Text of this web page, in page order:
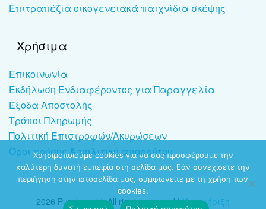
Επιτραπέζια οικογενειακά παιχνίδια σκέψης
Χρήσιμα
Επικοινωνία
Εκδήλωση Ενδιαφέροντος για Παραγγελία
Έξοδα Αποστολής
Τρόποι Πληρωμής
Πολιτική Επιστροφών/Ακυρώσεων
Όροι χρήσης & πολιτική απορρήτου
2026 Puzzleworld. All rights reserved |Υποστήριξη
Χρησιμοποιούμε cookies για να σας προσφέρουμε την
καλύτερη δυνατή εμπειρία στη σελίδα μας. Εάν συνεχίσετε την
περιήγηση στην ιστοσελίδα μας, συμφωνείτε με τη χρήση των
cookies.